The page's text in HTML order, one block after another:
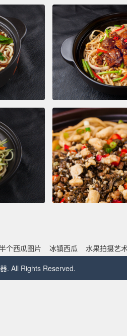
个西瓜图片 冰镇西瓜
水果拍摄艺
. All Rights Reserved.